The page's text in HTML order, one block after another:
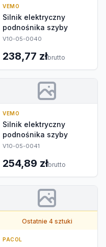
VEMO
Silnik elektryczny
podnośnika szyby
V10-05-0040
238,77 złbrutto
VEMO
Silnik elektryczny
podnośnika szyby
V10-05-0041
254,89 złbrutto
Ostatnie 4 sztuki
PACOL